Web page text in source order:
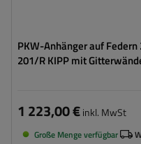
PKW-Anhänger auf Federn
201/R KIPP mit
1 223,00 €inkl. MwSt
Große Menge verfügbar